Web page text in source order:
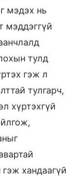
мэдэх нь
мэддэггүй
тулд
гэж л
тулгарч,
хүртэхгүй
хандаагүй